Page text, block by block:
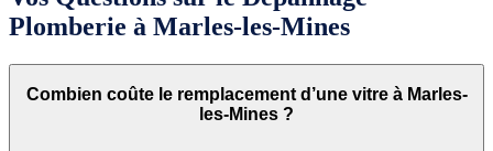
Plomberie à Marles-les-Mines
Combien coûte le remplacement d’une vitre à Marles-
les-Mines ?